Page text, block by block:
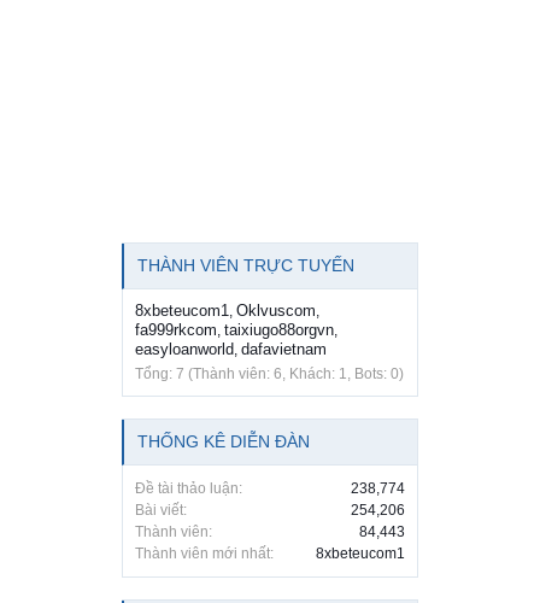
THÀNH VIÊN TRỰC TUYẾN
8xbeteucom1 Oklvuscom
fa999rkcom taixiugo88orgvn
easyloanworld dafavietnam
Tổng: 7 (Thành viên: 6, Khách: 1, Bots: 0)
THỐNG KÊ DIỄN ĐÀN
Đề tài thảo luận:
238,774
Bài viết:
254,206
Thành viên:
84,443
Thành viên mới nhất:
8xbeteucom1